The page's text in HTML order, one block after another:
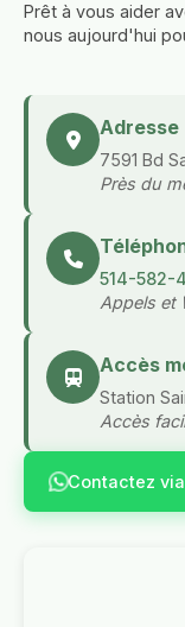
Prêt à vous aider
nous aujourd'hui
Adresse
7591 Bd
Près du
514-582-
Appels et
Accès
Station
Accès
Contactez